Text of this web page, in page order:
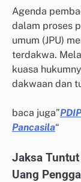
Agenda
dalam proses
umum (JPU)
terdakwa.
kuasa
dakwaan dan
baca juga”
Pancasila“
Jaksa
Uang